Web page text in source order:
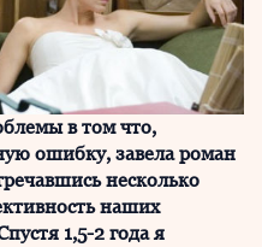
в том что,
ошибку, завела роман
несколько
наших
1,5-2 года я